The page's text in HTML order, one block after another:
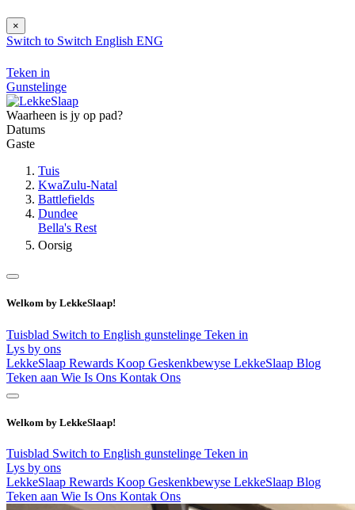
×
Switch to Switch English ENG
Teken in
Gunstelinge
Waarheen is jy op pad?
Datums
Gaste
Tuis
KwaZulu-Natal
Battlefields
Dundee
Bella's Rest
Oorsig
Welkom by LekkeSlaap!
Tuisblad Switch to English gunstelinge Teken in
Lys by ons
LekkeSlaap Rewards Koop Geskenkbewyse LekkeSlaap Blog
Teken aan Wie Is Ons Kontak Ons
Welkom by LekkeSlaap!
Tuisblad Switch to English gunstelinge Teken in
Lys by ons
LekkeSlaap Rewards Koop Geskenkbewyse LekkeSlaap Blog
Teken aan Wie Is Ons Kontak Ons